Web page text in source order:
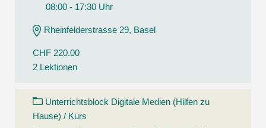
08:00 - 17:30 Uhr
Rheinfelderstrasse 29, Basel
CHF 220.00
2 Lektionen
Unterrichtsblock Digitale Medien (Hilfen zu
Hause) / Kurs